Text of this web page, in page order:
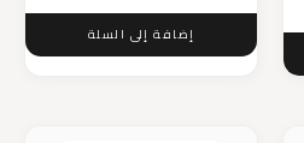
إضافة إلى السلة